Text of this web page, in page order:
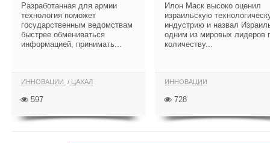
Разработанная для армии
технология поможет
государственным ведомствам
быстрее обмениваться
информацией, принимать...
ИННОВАЦИИ ЦАХАЛ
597
Илон Маск высоко оценил
израильскую
индустрию и назвал
одним из мировых лидеров
количеству...
ИННОВАЦИИ
728